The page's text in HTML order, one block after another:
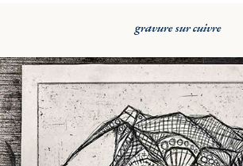
gravure sur cuivre